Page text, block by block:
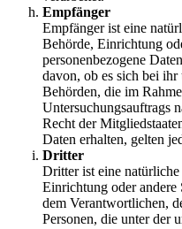
Empfänger
Empfänger ist eine
Behörde, Einrichtung
personenbezogene
davon, ob es sich bei
Behörden, die im
Untersuchungsauftrags
Recht der
Daten erhalten, gelten
Dritter
Dritter ist eine
Einrichtung oder andere
dem Verantwortlichen,
Personen, die unter der